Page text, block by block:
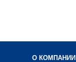
О КОМПАНИИ